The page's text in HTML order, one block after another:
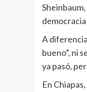
A
bueno”, ni
ya pasó,
En